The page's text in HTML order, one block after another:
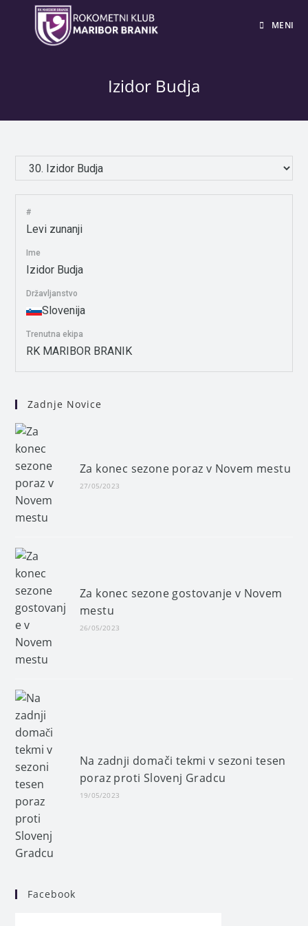
MENI
Izidor Budja
#
Levi zunanji
Ime
Izidor Budja
Državljanstvo
Slovenija
Trenutna ekipa
RK MARIBOR BRANIK
Zadnje Novice
Za konec sezone poraz v Novem mestu
27/05/2023
Za konec sezone gostovanje v Novem
mestu
26/05/2023
Na zadnji domači tekmi v sezoni tesen
poraz proti Slovenj Gradcu
19/05/2023
Facebook